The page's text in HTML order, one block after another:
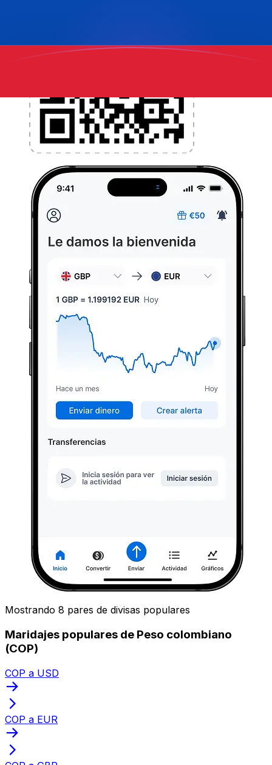
Mostrando 8 pares de divisas populares
Maridajes populares de Peso colombiano
(COP)
COP a USD
COP a EUR